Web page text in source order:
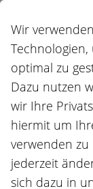
Aufgrund
spontane
die
beeinflusst
Depression.
Wir
optimal zu
Dazu nutzen
wir Ihre
hiermit um
verwenden
jederzeit
sich dazu in